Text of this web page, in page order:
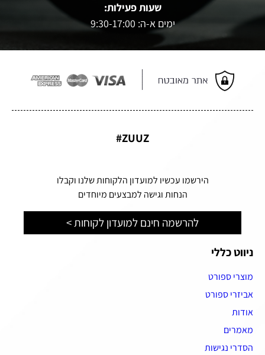
שעות פעילות:
ימים א-ה: 9:30-17:00
ZUUZ#
הירשמו עכשיו למועדון הלקוחות שלנו וקבלו
הנחות וגישה למבצעים מיוחדים
להרשמה חינם למועדון לקוחות >
ניווט כללי
מוצרי ספורט
אביזרי ספורט
אודות
מאמרים
הסדרי נגישות